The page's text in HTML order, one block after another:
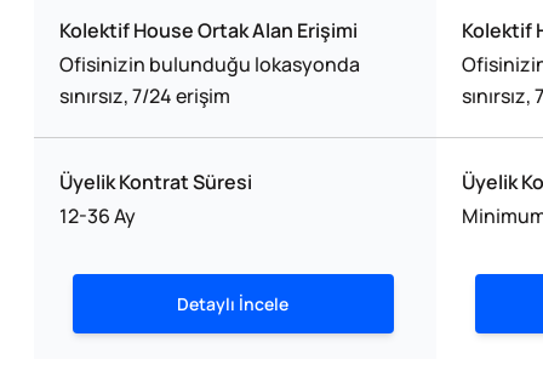
Kolektif House Ortak Alan Erişimi
Ofisinizin bulunduğu lokasyonda
sınırsız, 7/24 erişim
Kolektif
Üyelik Kontrat Süresi
12-36 Ay
Detaylı İncele
Üyelik